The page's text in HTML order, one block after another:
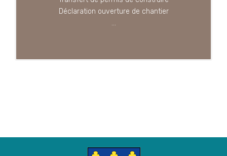
Déclaration ouverture de chantier
...